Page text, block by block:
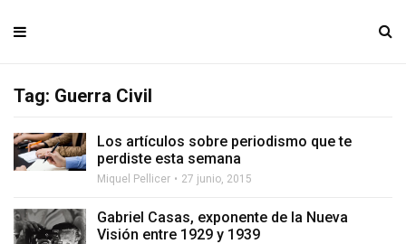
Tag: Guerra Civil
Los artículos sobre periodismo que te
perdiste esta semana
Miquel Pellicer 27 junio, 2015
Gabriel Casas, exponente de la Nueva
Visión entre 1929 y 1939